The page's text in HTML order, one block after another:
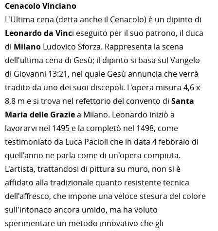
Cenacolo Vinciano
L'Ultima cena (detta anche il Cenacolo) è un dipinto di
Leonardo da Vinci eseguito per il suo patrono, il duca
di Milano Ludovico Sforza. Rappresenta la scena
dell'ultima cena di Gesù; il dipinto si basa sul Vangelo
di Giovanni 13:21, nel quale Gesù annuncia che verrà
tradito da uno dei suoi discepoli. L'opera misura 4,6 x
8,8 m e si trova nel refettorio del convento di Santa
Maria delle Graziea Milano. Leonardo iniziò a
lavorarvi nel 1495 e la completò nel 1498, come
testimoniato da Luca Pacioli che in data 4 febbraio di
quell'anno ne parla come di un'opera compiuta.
L'artista, trattandosi di pittura su muro, non si è
affidato alla tradizionale quanto resistente tecnica
dell'affresco, che impone una veloce stesura del colore
sull'intonaco ancora umido, ma ha voluto
sperimentare un metodo innovativo che gli